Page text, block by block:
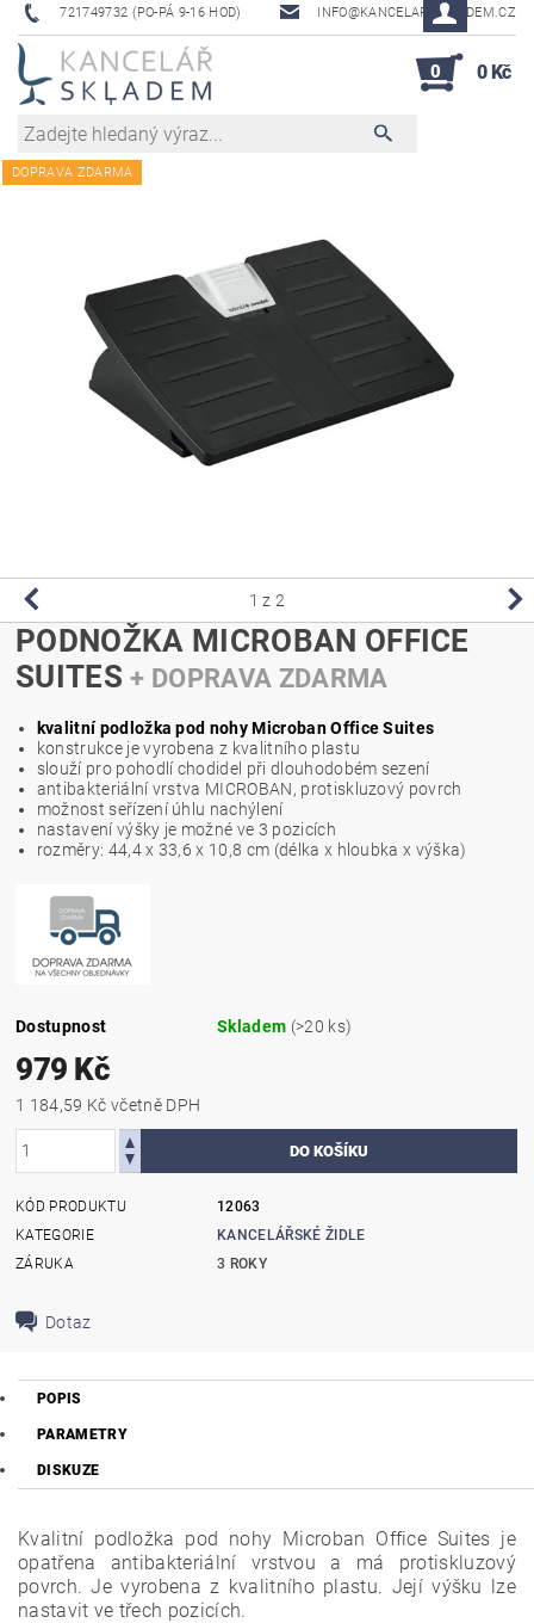
721749732 (PO-PÁ 9-16 HOD) INFO@KANCELAR-SKLADEM.CZ
0 0 Kč
DOPRAVA ZDARMA
1 z 2
PODNOŽKA MICROBAN OFFICE
SUITES+ DOPRAVA ZDARMA
kvalitní podložka pod nohy Microban Office Suites
konstrukce je vyrobena z kvalitního plastu
slouží pro pohodlí chodidel při dlouhodobém sezení
antibakteriální vrstva MICROBAN, protiskluzový povrch
možnost seřízení úhlu nachýlení
nastavení výšky je možné ve 3 pozicích
rozměry: 44,4 x 33,6 x 10,8 cm (délka x hloubka x výška)
Dostupnost Skladem (>20 ks)
979 Kč
1 184,59 Kč včetně DPH
KÓD PRODUKTU
12063
KATEGORIE
KANCELÁŘSKÉ ŽIDLE
ZÁRUKA
3 ROKY
Dotaz
POPIS
PARAMETRY
DISKUZE
Kvalitní podložka pod nohy Microban Office Suites je
opatřena antibakteriální vrstvou a má protiskluzový
povrch. Je vyrobena z kvalitního plastu. Její výšku lze
nastavit ve třech pozicích.